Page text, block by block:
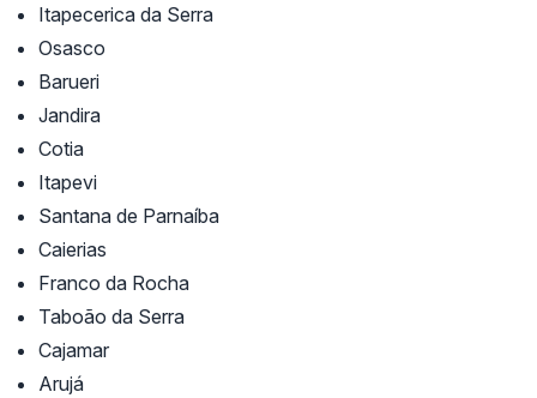
Itapecerica da Serra
Osasco
Barueri
Jandira
Cotia
Itapevi
Santana de Parnaíba
Caierias
Franco da Rocha
Taboão da Serra
Cajamar
Arujá